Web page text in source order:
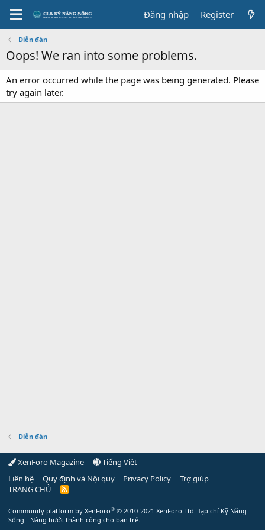
Đăng nhập Register
Diễn đàn
Oops! We ran into some problems.
An error occurred while the page was being generated. Please
try again later.
Diễn đàn
XenForo Magazine
Tiếng Việt
Liên hệ
Quy định và Nội quy Privacy Policy
Trợ giúp
TRANG CHỦ
R
Community platform by XenForo® © 2010-2021 XenForo Ltd. Tạp chí Kỹ Năng
Sống - Nâng bước thành công cho bạn trẻ.